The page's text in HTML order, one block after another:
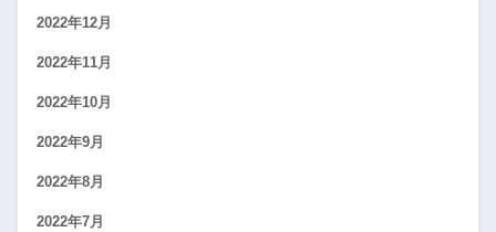
2022年12月
2022年11月
2022年10月
2022年9月
2022年8月
2022年7月